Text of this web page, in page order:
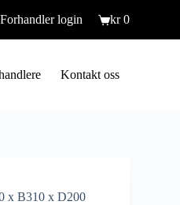
Forhandler login kr0
Kontakt oss
x B310 x D200